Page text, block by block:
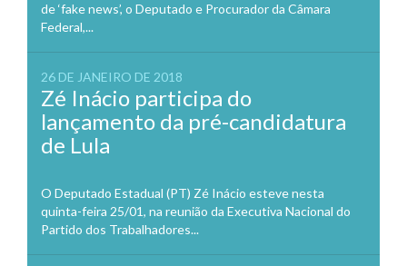
de ‘fake news’, o Deputado e Procurador da Câmara
Federal,...
26 DE JANEIRO DE 2018
Zé Inácio participa do
lançamento da pré-candidatura
de Lula
O Deputado Estadual (PT) Zé Inácio esteve nesta
quinta-feira 25/01, na reunião da Executiva Nacional do
Partido dos Trabalhadores...